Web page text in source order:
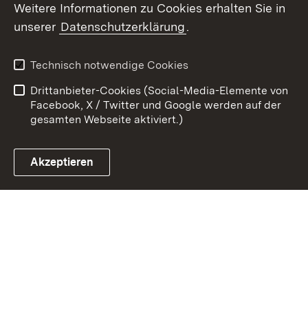
Link zum Landesportal
Kontakt
Datenschutz
Barrierefreiheit
Impressum
Cookies
Weitere Informationen zu Cookies erhalten Sie in
unserer Datenschutzerklärung.
Technisch notwendige Cookies
Drittanbieter-Cookies (Social-Media-Elemente von
Facebook, X / Twitter und Google werden auf der
gesamten Webseite aktiviert.)
Akzeptieren